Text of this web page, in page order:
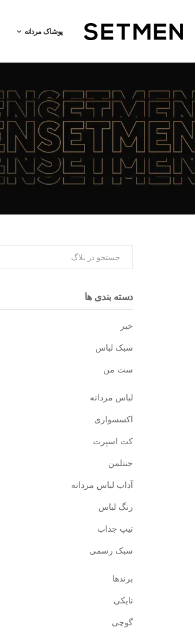
پوشاک مردانه
دسته بندی ها
خبر
سبک لباس
ست من
لباس مردانه
اکسسواری
کت اسپرت
جنتلمن
آداب لباس مردانه
رنگ لباس
تیپ جذاب
سبک رسمی
برندها
نایکی
گوچی